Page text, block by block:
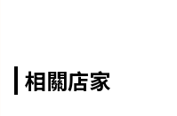
相關店家